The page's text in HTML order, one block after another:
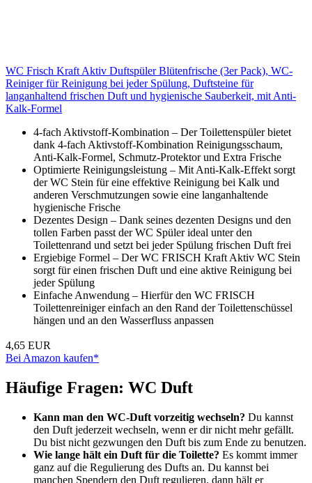
WC Frisch Kraft Aktiv Duftspüler Blütenfrische (3er Pack), WC-
Reiniger für Reinigung bei jeder Spülung, Duftsteine für
langanhaltend frischen Duft und hygienische Sauberkeit, mit Anti-
Kalk-Formel
4-fach Aktivstoff-Kombination – Der Toilettenspüler bietet
dank 4-fach Aktivstoff-Kombination Reinigungsschaum,
Anti-Kalk-Formel, Schmutz-Protektor und Extra Frische
Optimierte Reinigungsleistung – Mit Anti-Kalk-Effekt sorgt
der WC Stein für eine effektive Reinigung bei Kalk und
anderen Verschmutzungen sowie eine langanhaltende
hygienische Frische
Dezentes Design – Dank seines dezenten Designs und den
tollen Farben passt der WC Spüler ideal unter den
Toilettenrand und setzt bei jeder Spülung frischen Duft frei
Ergiebige Formel – Der WC FRISCH Kraft Aktiv WC Stein
sorgt für einen frischen Duft und eine aktive Reinigung bei
jeder Spülung
Einfache Anwendung – Hierfür den WC FRISCH
Toilettenreiniger einfach an den Rand der Toilettenschüssel
hängen und an den Wasserfluss anpassen
4,65 EUR
Bei Amazon kaufen*
Häufige Fragen: WC Duft
Kann man den WC-Duft vorzeitig wechseln? Du kannst
den Duft jederzeit wechseln, wenn er dir nicht mehr gefällt.
Du bist nicht gezwungen den Duft bis zum Ende zu benutzen.
Wie lange hält ein Duft für die Toilette? Es kommt immer
ganz auf die Regulierung des Dufts an. Du kannst bei
manchen Spendern den Duft regulieren, dann hält er